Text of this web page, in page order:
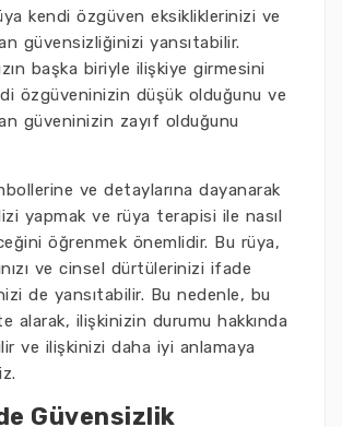
kendi özgüven eksikliklerinizi ve
güvensizliğinizi yansıtabilir.
başka biriyle ilişkiye girmesini
özgüveninizin düşük olduğunu ve
güveninizin zayıf olduğunu
ve detaylarına dayanarak
yapmak ve rüya terapisi ile nasıl
öğrenmek önemlidir. Bu rüya,
ve cinsel dürtülerinizi ifade
de yansıtabilir. Bu nedenle, bu
alarak, ilişkinizin durumu hakkında
ve ilişkinizi daha iyi anlamaya
Güvensizlik